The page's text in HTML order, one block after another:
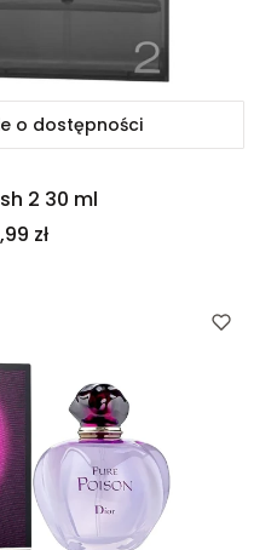
o dostępności
2 30 ml
zł